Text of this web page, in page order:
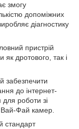
змогу
допоміжних
діагностику
пристрій
як дротового, так і
забезпечити
до інтернет-
роботи зі
Фай камер.
стандарт